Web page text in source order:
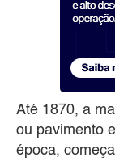
Até 1870, a
ou pavimento
época,